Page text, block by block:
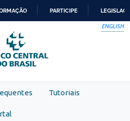
PARA
O
CONTEÚDO
PARTICIPE
ENGLISH
Tutoriais